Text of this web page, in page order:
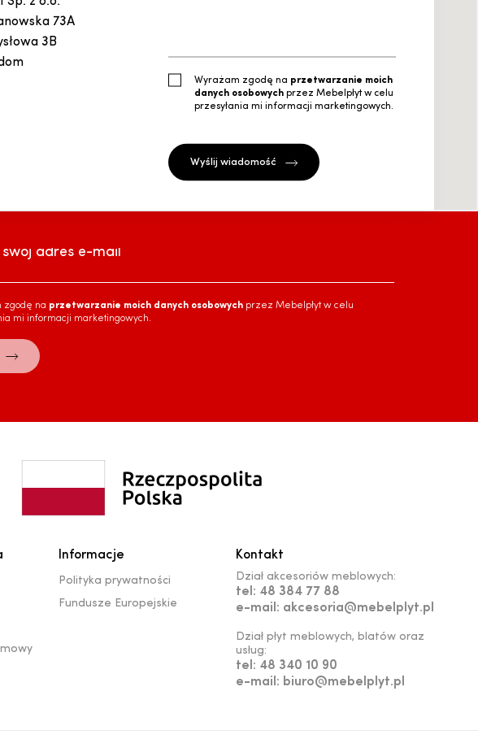
73A
3B
Wyrażam zgodę na przetwarzanie moich
danych osobowychprzez Mebelpłyt w celu
przesyłania mi informacji marketingowych.
adres e-mail
zgodę na przetwarzanie moich danych osobowych przez Mebelpłyt w celu
mi informacji marketingowych.
Informacje
Polityka prywatności
Fundusze Europejskie
Kontakt
Dział akcesoriów meblowych:
tel: 48 384 77 88
e-mail: akcesoria@mebelplyt.pl
Dział płyt meblowych, blatów oraz
usług:
tel: 48 340 10 90
e-mail: biuro@mebelplyt.pl